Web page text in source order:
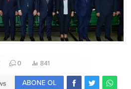
0 841
ABONE OL